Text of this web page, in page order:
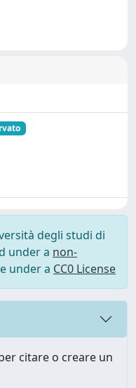
degli studi di
under a non-
under a CC0 License
citare o creare un